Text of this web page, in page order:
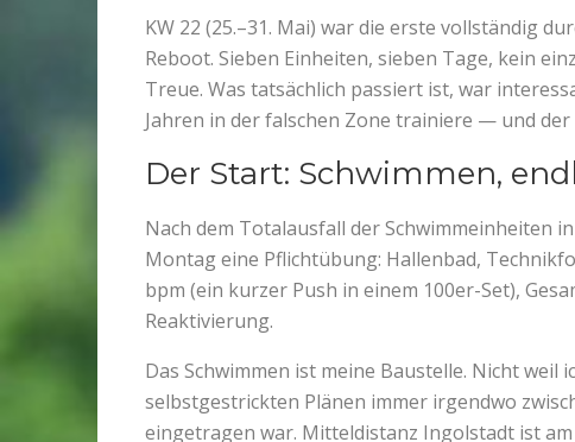
KW 22 (25.–31. Mai) war die erste vollständig
Reboot. Sieben Einheiten, sieben Tage, kein
Treue. Was tatsächlich passiert ist, war
Jahren in der falschen Zone trainiere — und
Der Start: Schwimmen,
Nach dem Totalausfall der Schwimmeinheiten
Montag eine Pflichtübung: Hallenbad,
bpm (ein kurzer Push in einem 100er-Set),
Reaktivierung.
Das Schwimmen ist meine Baustelle. Nicht weil
selbstgestrickten Plänen immer irgendwo
eingetragen war. Mitteldistanz Ingolstadt ist